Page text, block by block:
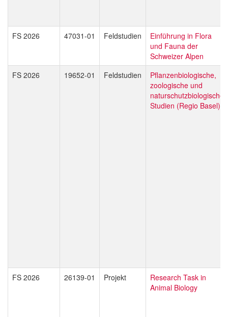
FS 2026 47031-01 Feldstudien
Einführung in Flora
und Fauna der
Schweizer Alpen
FS 2026
19652-01 Feldstudien
Pflanzenbiologische,
zoologische und
naturschutzbiologische
Studien (Regio Basel)
FS 2026 26139-01 Projekt
Research Task in
Animal Biology